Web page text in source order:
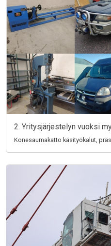
2. Yritysjärjestelyn vuoksi
Konesaumakatto käsityökalut,